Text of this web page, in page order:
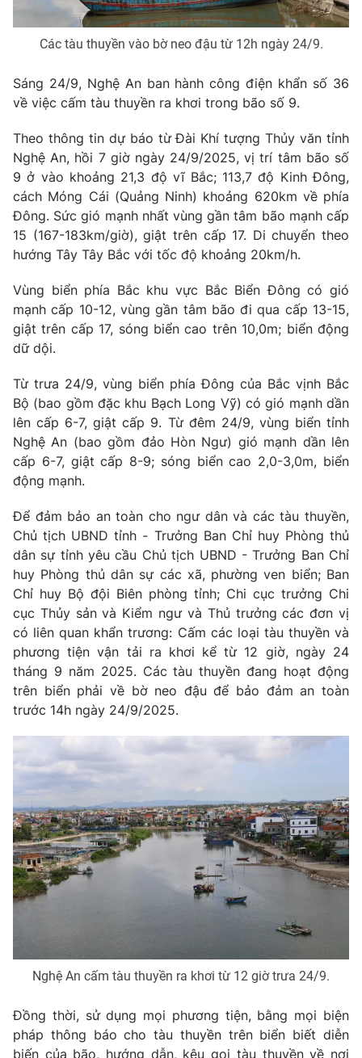
Hậu trường
Nhân vật
Khán giả
Giải sao mai
Điện ảnh
Sao
Đời sống
Làm đẹp
Chất lượng cuộc sống
Giáo dục
Học trực tuyến
Công nghệ
Hitech Công nghệ tương lai
Sản phẩm
Thị trường
Tư vấn
Giao lưu trực tuyến
Lịch phát sóng
Chuyên mục khác
Emagazine Podcast
Photo
Video Shorts video
VTV Money VTV Thể thao
Thị trường 24h Tấm lòng Việt
VTV4 Vươn mình bằng AI
VTV9 VTV8
Liên hệ tòa soạn English
THỜI BÁO VTV
Theo dõi báo trên
Cơ quan chủ quản:
Đài Truyền hình Việt Nam
Giấy phép hoạt động báo in và báo điện tử số 483/GP-BTTTT
cấp ngày 29/12/2023
Tổng Biên tập:Vũ Thanh Thủy
Nguyễn Trọng Ninh
Tổng đài VTV: 024.38 355 931 - 024.38 355 932
Các tàu thuyền vào bờ neo đậu từ 12h ngày 24/9.
Sáng 24/9, Nghệ An ban hành công điện khẩn số 36
về việc cấm tàu thuyền ra khơi trong bão số 9.
Theo thông tin dự báo từ Đài Khí tượng Thủy văn tỉnh
Nghệ An, hồi 7 giờ ngày 24/9/2025, vị trí tâm bão số
9 ở vào khoảng 21,3 độ vĩ Bắc; 113,7 độ Kinh Đông,
cách Móng Cái (Quảng Ninh) khoảng 620km về phía
Đông. Sức gió mạnh nhất vùng gần tâm bão mạnh cấp
15 (167-183km/giờ), giật trên cấp 17. Di chuyển theo
hướng Tây Tây Bắc với tốc độ khoảng 20km/h.
Vùng biển phía Bắc khu vực Bắc Biển Đông có gió
mạnh cấp 10-12, vùng gần tâm bão đi qua cấp 13-15,
giật trên cấp 17, sóng biển cao trên 10,0m; biển động
dữ dội.
Từ trưa 24/9, vùng biển phía Đông của Bắc vịnh Bắc
Bộ (bao gồm đặc khu Bạch Long Vỹ) có gió mạnh dần
lên cấp 6-7, giật cấp 9. Từ đêm 24/9, vùng biển tỉnh
Nghệ An (bao gồm đảo Hòn Ngư) gió mạnh dần lên
cấp 6-7, giật cấp 8-9; sóng biển cao 2,0-3,0m, biển
động mạnh.
Để đảm bảo an toàn cho ngư dân và các tàu thuyền,
Chủ tịch UBND tỉnh - Trưởng Ban Chỉ huy Phòng thủ
dân sự tỉnh yêu cầu Chủ tịch UBND - Trưởng Ban Chỉ
huy Phòng thủ dân sự các xã, phường ven biển; Ban
Chỉ huy Bộ đội Biên phòng tỉnh; Chi cục trưởng Chi
cục Thủy sản và Kiểm ngư và Thủ trưởng các đơn vị
có liên quan khẩn trương: Cấm các loại tàu thuyền và
phương tiện vận tải ra khơi kể từ 12 giờ, ngày 24
tháng 9 năm 2025. Các tàu thuyền đang hoạt động
trên biển phải về bờ neo đậu để bảo đảm an toàn
trước 14h ngày 24/9/2025.
Nghệ An cấm tàu thuyền ra khơi từ 12 giờ trưa 24/9.
Đồng thời, sử dụng mọi phương tiện, bằng mọi biện
pháp thông báo cho tàu thuyền trên biển biết diễn
biến của bão, hướng dẫn, kêu gọi tàu thuyền về nơi